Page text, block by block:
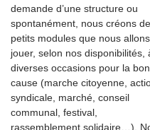
demande d’une structure ou
spontanément, nous créons de
petits modules que nous allons
jouer, selon nos disponibilités,
diverses occasions pour la
cause (marche citoyenne,
syndicale, marché, conseil
communal, festival,
rassemblement solidaire…).